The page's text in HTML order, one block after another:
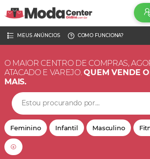
MEUS ANÚNCIOS
COMO FUNCIONA?
O MAIOR CENTRO DE COMPRAS,
ATACADO E VAREJO.QUEM VENDE
MAIS.
Feminino Infantil Masculino